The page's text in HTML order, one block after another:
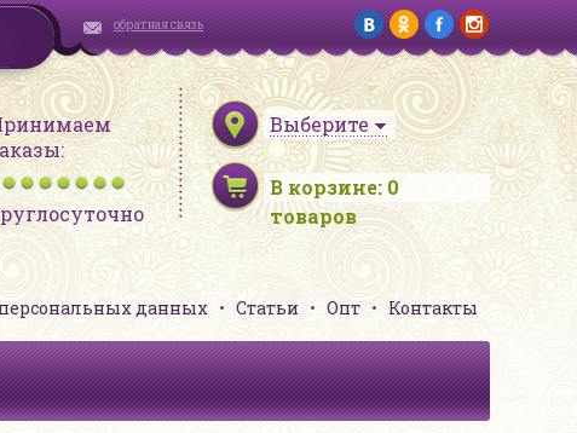
обратная связь
Выберите
В корзине: 0
товаров
данных Статьи Опт Контакты